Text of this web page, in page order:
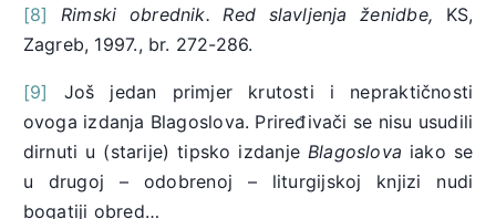
[8] Rimski obrednik. Red slavljenja ženidbe, KS,
Zagreb, 1997., br. 272-286.
[9]
Još jedan primjer krutosti i nepraktičnosti
ovoga izdanja Blagoslova. Priređivači se nisu usudili
dirnuti u (starije) tipsko izdanje Blagoslova iako se
u drugoj – odobrenoj – liturgijskoj knjizi nudi
bogatiji obred…